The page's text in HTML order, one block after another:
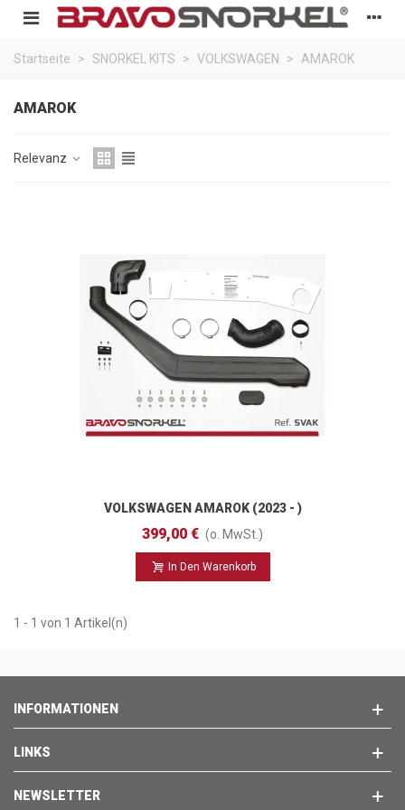
Startseite > SNORKEL KITS > VOLKSWAGEN > AMAROK
AMAROK
Relevanz
VOLKSWAGEN AMAROK (2023 - )
399,00 € (o. MwSt.)
In Den Warenkorb
1 - 1 von 1 Artikel(n)
INFORMATIONEN
LINKS
NEWSLETTER